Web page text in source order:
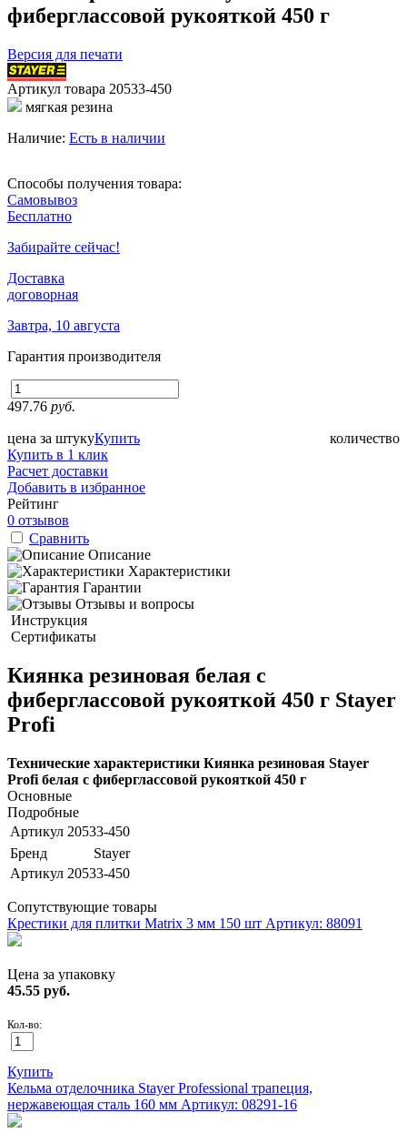
фиберглассовой рукояткой 450 г
Версия для печати
Артикул товара 20533-450
мягкая резина
Наличие: Есть в наличии
Способы получения товара:
Самовывоз
Бесплатно
Забирайте сейчас!
Доставка
договорная
Завтра, 10 августа
Гарантия производителя
497.76 руб.
цена за штуку количество
Купить
Купить в 1 клик
Расчет доставки
Добавить в избранное
Рейтинг
0 отзывов
Сравнить
Описание
Характеристики
Гарантии
Отзывы и вопросы
Инструкция
Сертификаты
Киянка резиновая белая с
фиберглассовой рукояткой 450 г Stayer
Profi
Технические характеристики Киянка резиновая Stayer
Profi белая с фиберглассовой рукояткой 450 г
Основные
Подробные
Артикул 20533-450
Бренд
Stayer
Артикул 20533-450
Сопутствующие товары
Крестики для плитки Matrix 3 мм 150 шт Артикул: 88091
Цена за упаковку
45.55 руб.
Кол-во:
Купить
Кельма отделочника Stayer Professional трапеция,
нержавеющая сталь 160 мм Артикул: 08291-16